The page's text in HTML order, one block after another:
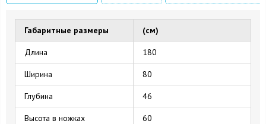
Габаритные размеры (см)
Длина 180
Ширина 80
Глубина 46
Высота в ножках 60